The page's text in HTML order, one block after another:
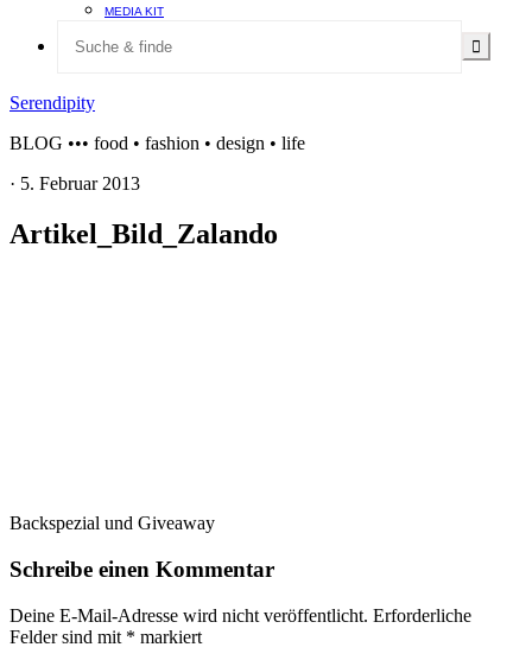
MEDIA KIT
Serendipity
BLOG ••• food • fashion • design • life
· 5. Februar 2013
Artikel_Bild_Zalando
Backspezial und Giveaway
Schreibe einen Kommentar
Deine E-Mail-Adresse wird nicht veröffentlicht. Erforderliche
Felder sind mit * markiert